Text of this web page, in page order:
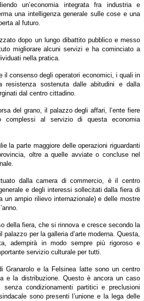
un’economia integrata fra industria e
una intelligenza generale sulle cose e una
al futuro.
dopo un lungo dibattito pubblico e messo
migliorare alcuni servizi e ha cominciato a
nella pratica.
il consenso degli operatori economici, i quali in
resistenza sostenuta dalle abitudini e dalla
dal centro cittadino.
del grano, il palazzo degli affari, l’ente fiere
complessi al servizio di questa economia
la parte maggiore delle operazioni riguardanti
oltre a quelle avviate o concluse nel
dalla camera di commercio, è il centro
e degli interessi sollecitati dalla fiera di
un ampio rilievo internazionale) e delle mostre
della fiera, che si rinnova e cresce secondo la
per la galleria d’arte moderna. Questa,
adempirà in modo sempre più rigoroso e
servizio culturale per tutti.
Granarolo e la Felsinea latte sono un centro
e la distribuzione. Questo è ancora un caso
condizionamenti partitici e preclusioni
sono presenti l’unione e la lega delle